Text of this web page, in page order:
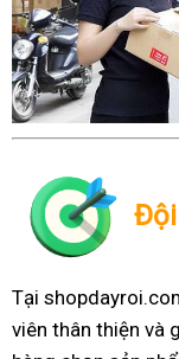
Tại
viên thân thiện và